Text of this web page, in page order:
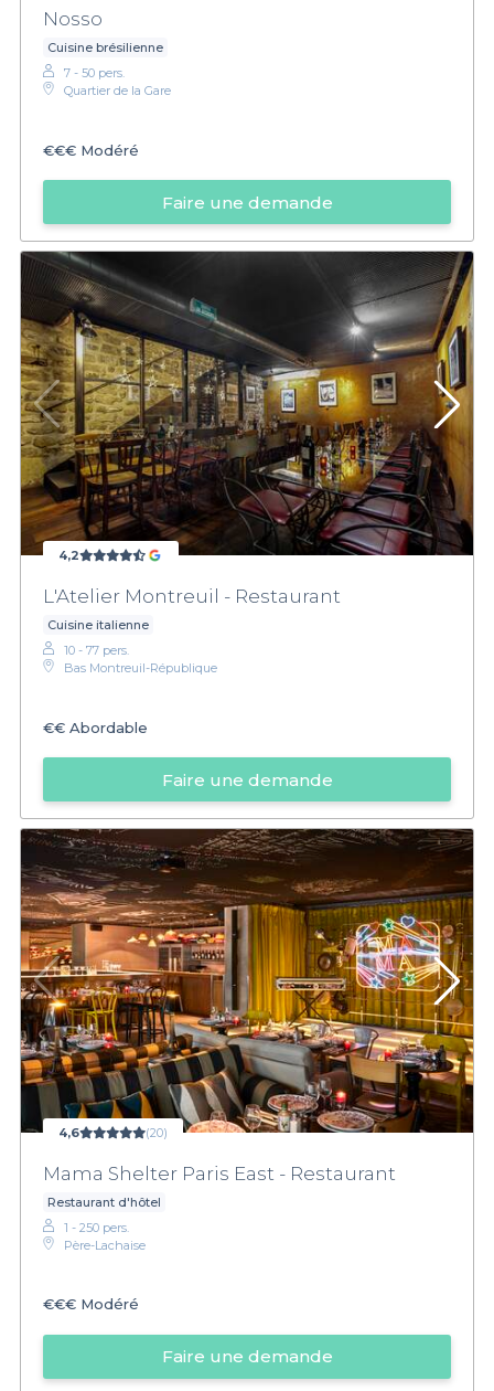
Nosso
Cuisine brésilienne
7 - 50 pers.
Quartier de la Gare
€€€ Modéré
Faire une demande
4,2
L'Atelier Montreuil - Restaurant
Cuisine italienne
10 - 77 pers.
Bas Montreuil-République
€€ Abordable
Faire une demande
4,6 (20)
Mama Shelter Paris East - Restaurant
Restaurant d'hôtel
1 - 250 pers.
Père-Lachaise
€€€ Modéré
Faire une demande